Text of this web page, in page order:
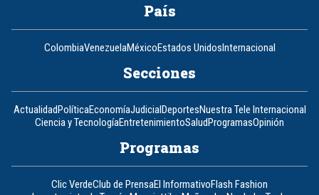
País
ColombiaVenezuelaMéxicoEstados UnidosInternacional
Secciones
ActualidadPolíticaEconomíaJudicialDeportesNuestra Tele Internacional
Ciencia y TecnologíaEntretenimientoSaludProgramasOpinión
Programas
Clic VerdeClub de PrensaEl InformativoFlash Fashion